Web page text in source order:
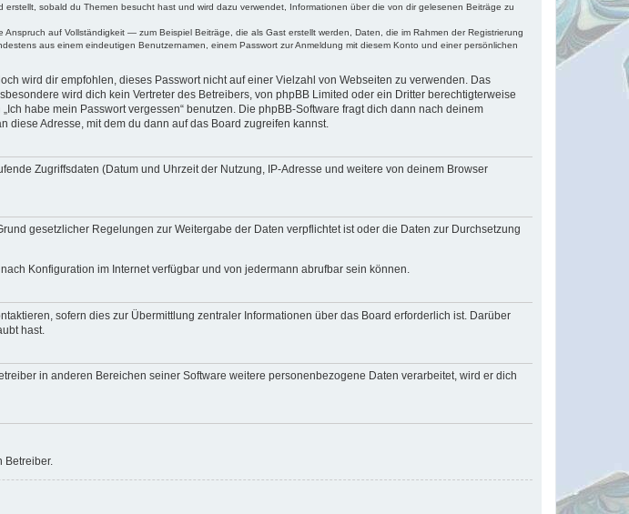
sobald du Themen besucht hast und wird dazu verwendet, Informationen über die von dir gelesenen Beiträge zu
auf Vollständigkeit — zum Beispiel Beiträge, die als Gast erstellt werden, Daten, die im Rahmen der Registrierung
aus einem eindeutigen Benutzernamen, einem Passwort zur Anmeldung mit diesem Konto und einer persönlichen
wird dir empfohlen, dieses Passwort nicht auf einer Vielzahl von Webseiten zu verwenden. Das
wird dich kein Vertreter des Betreibers, von phpBB Limited oder ein Dritter berechtigterweise
habe mein Passwort vergessen“ benutzen. Die phpBB-Software fragt dich dann nach deinem
Adresse, mit dem du dann auf das Board zugreifen kannst.
Zugriffsdaten (Datum und Uhrzeit der Nutzung, IP-Adresse und weitere von deinem Browser
gesetzlicher Regelungen zur Weitergabe der Daten verpflichtet ist oder die Daten zur Durchsetzung
Konfiguration im Internet verfügbar und von jedermann abrufbar sein können.
sofern dies zur Übermittlung zentraler Informationen über das Board erforderlich ist. Darüber
hast.
in anderen Bereichen seiner Software weitere personenbezogene Daten verarbeitet, wird er dich
Betreiber.